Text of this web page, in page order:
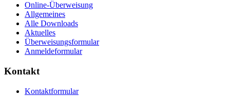
Online-Überweisung
Allgemeines
Alle Downloads
Aktuelles
Überweisungsformular
Anmeldeformular
Kontakt
Kontaktformular